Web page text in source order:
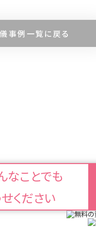
事例⼀覧に戻る
なことでも
ください